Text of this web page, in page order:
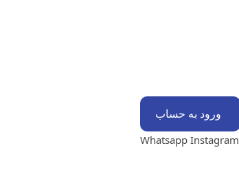
ورود به حساب
Whatsapp Instagram